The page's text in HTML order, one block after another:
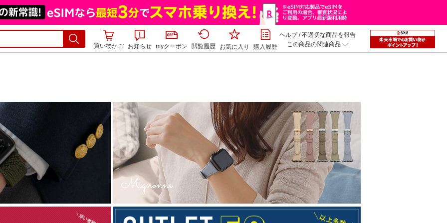
買い物かご お知らせ myクーポン 閲覧履歴 お気に入り 購入履歴
ヘルプ/不適切な商品を報告
この商品の関連商品